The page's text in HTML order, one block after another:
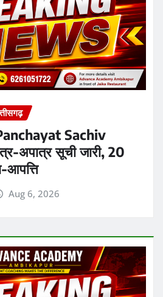
एडीईओ पर भी शिकंजा
Aug 6, 2026